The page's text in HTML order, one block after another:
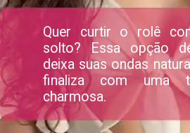
Quer curtir o rolê
solto? Essa opção
deixa suas ondas
finaliza com uma
charmosa.